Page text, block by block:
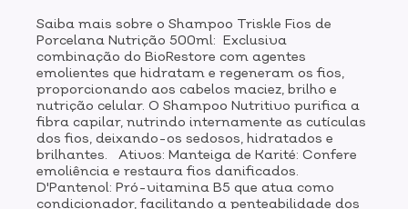
shampoo, pois ela restaura a parte interna do fio,
diminuindo a porosidade, deixando-os ultra
hidratados, proporciona alto efeito condicionante.
Além de que devolve saúde e força aos cabelos,
tornando-os muito mais macios e brilhosos.
Tratamento profundo e instantâneo.
Saiba mais sobre o Shampoo Triskle Fios de
Porcelana Nutrição 500ml: Exclusiva
combinação do BioRestore com agentes
emolientes que hidratam e regeneram os fios,
proporcionando aos cabelos maciez, brilho e
nutrição celular. O Shampoo Nutritivo purifica a
fibra capilar, nutrindo internamente as cutículas
dos fios, deixando-os sedosos, hidratados e
brilhantes. Ativos: Manteiga de Karité: Confere
emoliência e restaura fios danificados.
D'Pantenol: Pró-vitamina B5 que atua como
condicionador, facilitando a penteabilidade dos